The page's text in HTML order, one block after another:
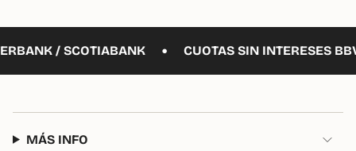
/ SCOTIABANK CUOTAS SIN INTERESES
MÁS INFO